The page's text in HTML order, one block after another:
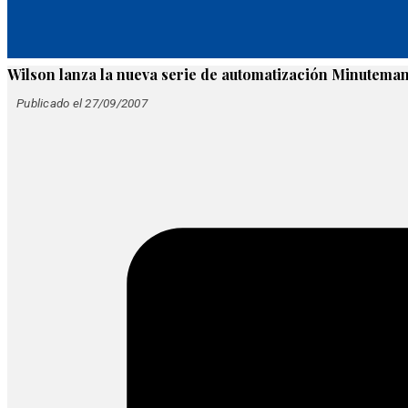
Wilson lanza la nueva serie de automatización
Publicado el 27/09/2007